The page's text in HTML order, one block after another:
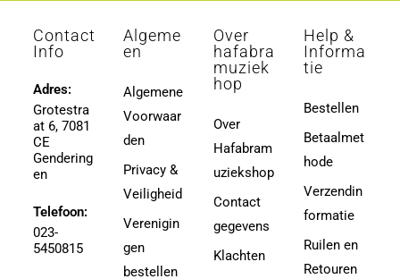
Contact
Info
Adres:
Grotestra
at 6, 7081
CE
Gendering
en
Telefoon:
023-
5450815
Algeme
en
Algemene
Voorwaar
den
Privacy &
Veiligheid
Verenigin
gen
bestellen
Over
hafabra
muziek
hop
Over
Hafabram
uziekshop
Contact
gegevens
Klachten
Help &
Informa
tie
Bestellen
Betaalmet
hode
Verzendin
formatie
Ruilen en
Retouren